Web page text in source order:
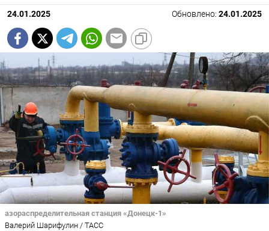
24.01.2025 Обновлено: 24.01.2025
азораспределительная станция «Донецк-1»
Валерий Шарифулин / ТАСС